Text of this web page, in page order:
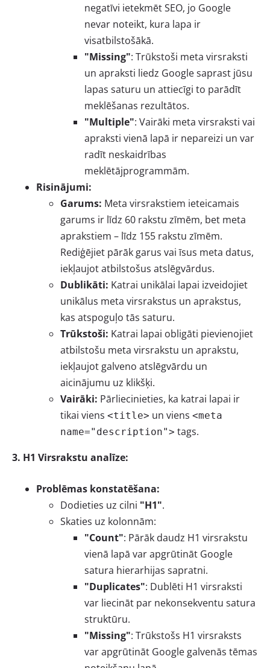
negatīvi ietekmēt SEO, jo Google
nevar noteikt, kura lapa ir
visatbilstošākā.
"Missing": Trūkstoši meta virsraksti
un apraksti liedz Google saprast jūsu
lapas saturu un attiecīgi to parādīt
meklēšanas rezultātos.
"Multiple": Vairāki meta virsraksti vai
apraksti vienā lapā ir nepareizi un var
radīt neskaidrības
meklētājprogrammām.
Risinājumi:
Garums: Meta virsrakstiem ieteicamais
garums ir līdz 60 rakstu zīmēm, bet meta
aprakstiem – līdz 155 rakstu zīmēm.
Rediģējiet pārāk garus vai īsus meta datus,
iekļaujot atbilstošus atslēgvārdus.
Dublikāti: Katrai unikālai lapai izveidojiet
unikālus meta virsrakstus un aprakstus,
kas atspoguļo tās saturu.
Trūkstoši: Katrai lapai obligāti pievienojiet
atbilstošu meta virsrakstu un aprakstu,
iekļaujot galveno atslēgvārdu un
aicinājumu uz klikšķi.
Vairāki: Pārliecinieties, ka katrai lapai ir
tikai viens <title> un viens <meta
name="description"> tags.
3. H1 Virsrakstu analīze:
Problēmas konstatēšana:
Dodieties uz cilni "H1".
Skaties uz kolonnām:
"Count": Pārāk daudz H1 virsrakstu
vienā lapā var apgrūtināt Google
satura hierarhijas sapratni.
"Duplicates": Dublēti H1 virsraksti
var liecināt par nekonsekventu satura
struktūru.
"Missing": Trūkstošs H1 virsraksts
var apgrūtināt Google galvenās tēmas